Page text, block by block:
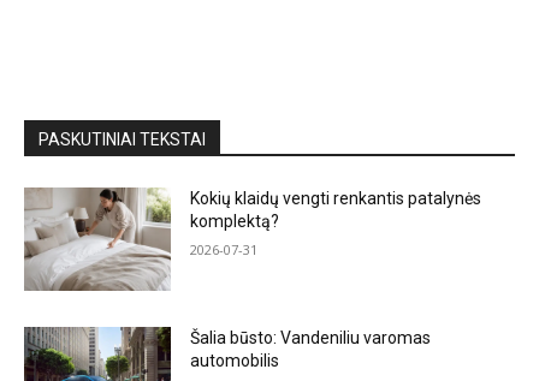
PASKUTINIAI TEKSTAI
Kokių klaidų vengti renkantis patalynės
komplektą?
2026-07-31
Šalia būsto: Vandeniliu varomas
automobilis